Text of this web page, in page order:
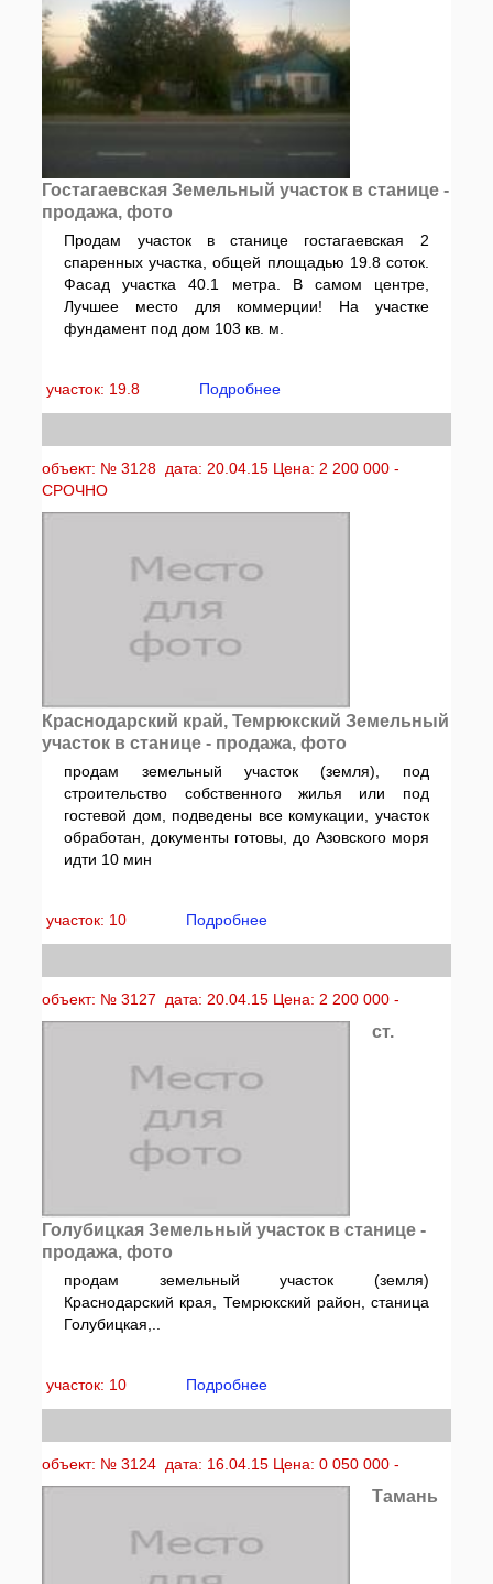
Гостагаевская Земельный участок в станице -
продажа, фото
Продам участок в станице гостагаевская 2
спаренных участка, общей площадью 19.8 соток.
Фасад участка 40.1 метра. В самом центре,
Лучшее место для коммерции! На участке
фундамент под дом 103 кв. м.
участок: 19.8 Подробнее
объект: № 3128 дата: 20.04.15 Цена: 2 200 000 -
СРОЧНО
Краснодарский край, Темрюкский Земельный
участок в станице - продажа, фото
продам земельный участок (земля), под
строительство собственного жилья или под
гостевой дом, подведены все комукации, участок
обработан, документы готовы, до Азовского моря
идти 10 мин
участок: 10 Подробнее
объект: № 3127 дата: 20.04.15 Цена: 2 200 000 -
ст.
Голубицкая Земельный участок в станице -
продажа, фото
продам земельный участок (земля)
Краснодарский края, Темрюкский район, станица
Голубицкая,..
участок: 10 Подробнее
объект: № 3124 дата: 16.04.15 Цена: 0 050 000 -
Тамань